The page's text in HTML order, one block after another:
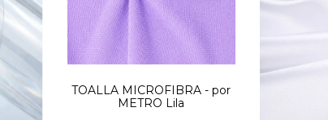
TOALLA MICROFIBRA - por
METRO Lila